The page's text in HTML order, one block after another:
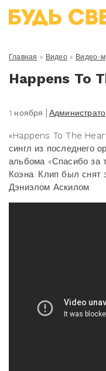
Главная » Видео» Видео-
Happens To
1 ноября
«Happens To The
сингл из последнего
альбома «Спасибо за
Коэна. Клип был снят
Дэниэлом Аскилом.